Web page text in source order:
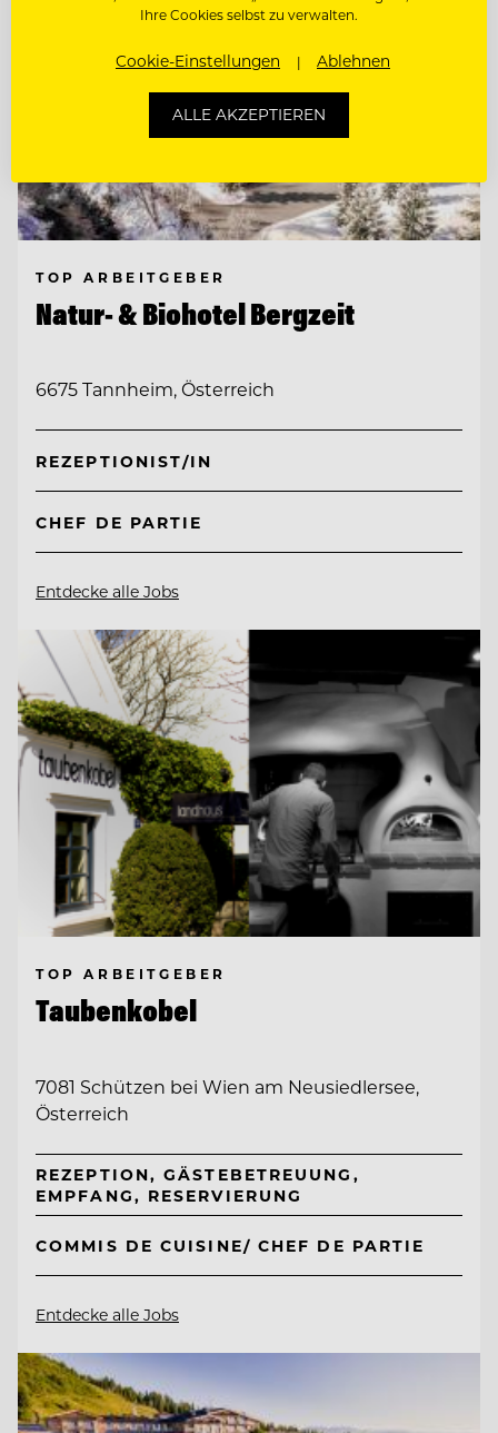
TOP ARBEITGEBER
Natur- & Biohotel Bergzeit
6675 Tannheim, Österreich
REZEPTIONIST/IN
CHEF DE PARTIE
Entdecke alle Jobs
TOP ARBEITGEBER
Taubenkobel
7081 Schützen bei Wien am Neusiedlersee,
Österreich
REZEPTION, GÄSTEBETREUUNG,
EMPFANG, RESERVIERUNG
COMMIS DE CUISINE/ CHEF DE PARTIE
Entdecke alle Jobs
Ihre Cookies selbst zu verwalten.
Cookie-Einstellungen Ablehnen
ALLE AKZEPTIEREN